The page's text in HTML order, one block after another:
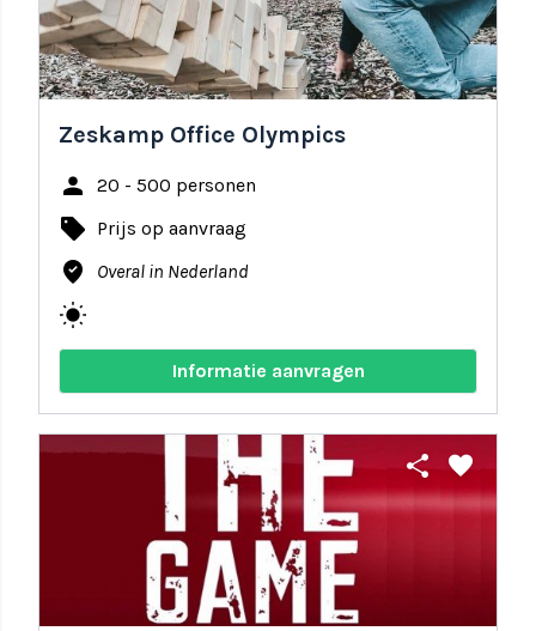
Zeskamp Office Olympics
person 20 - 500 personen
local_offer Prijs op aanvraag
where_to_vote Overal in Nederland
wb_sunny
Informatie aanvragen
share favorite